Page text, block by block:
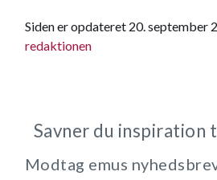
Siden er opdateret 20. september
redaktionen
Savner du inspiration
Modtag emus